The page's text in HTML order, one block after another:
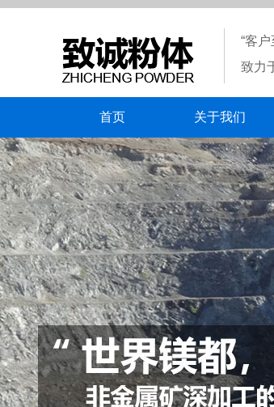
“客
致力
首页 关于我们